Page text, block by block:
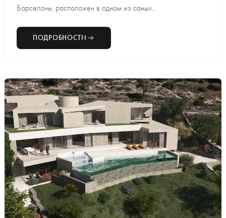
Барселоны, расположен в одном из самых...
ПОДРОБНОСТИ